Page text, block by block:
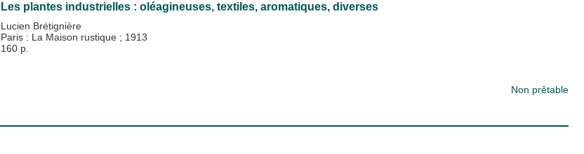
Les plantes industrielles : oléagineuses, textiles, aromatiques, diverses
Lucien Brétignière
Paris : La Maison rustique ; 1913
160 p.
Non prêtable